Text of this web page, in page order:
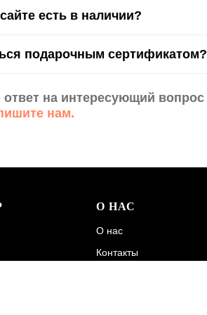
есть в наличии?
подарочным сертификатом?
на интересующий вопрос
нам.
О НАС
О нас
Контакты